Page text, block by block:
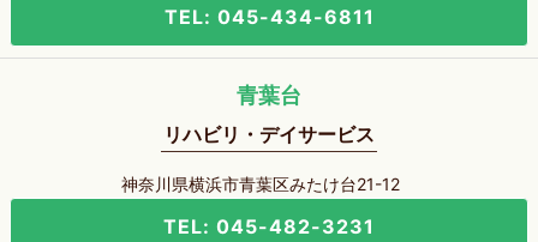
TEL: 045-434-6811
青葉台
リハビリ・デイサービス
神奈川県横浜市青葉区みたけ台21-12
TEL: 045-482-3231